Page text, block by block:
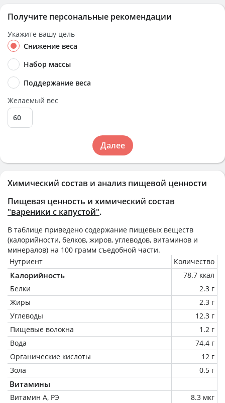
Химический состав и анализ пищевой ценности
Пищевая ценность и химический состав
"вареники с капустой".
В таблице приведено содержание пищевых веществ
(калорийности, белков, жиров, углеводов, витаминов и
минералов) на 100 грамм съедобной части.
Нутриент
Количество
Калорийность
78.7 ккал
Белки
2.3 г
Жиры
2.3 г
Углеводы
12.3 г
Пищевые волокна
1.2 г
Вода
74.4 г
Органические кислоты
12 г
Зола
0.5 г
Витамины
Витамин А, РЭ 8.3 мкг
Получите персональные рекомендации
Укажите вашу цель
Снижение веса
Набор массы
Поддержание веса
Желаемый вес
Далее